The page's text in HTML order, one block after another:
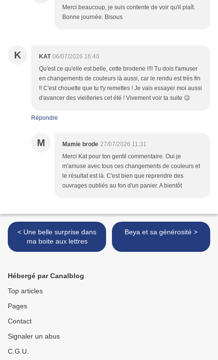
Merci beaucoup, je suis contente de voir qu'il plaît.
Bonne journée. Bisous
K KAT 06/07/2026 16:40
Qu'est ce qu'elle est belle, cette broderie !!!! Tu dois t'amuser
en changements de couleurs là aussi, car le rendu est très fin
!! C'est chouette que tu t'y remettes ! Je vais essayer moi aussi
d'avancer des vieilleries cet été ! Vivement voir ta suite 😉
Répondre
M Mamie brode 27/07/2026 11:31
Merci Kat pour ton gentil commentaire. Oui je
m'amuse avec tous ces changements de couleurs et
le résultat est là. C'est bien que reprendre des
ouvrages oubliés au fon d'un panier. A bientôt
< Une belle surprise dans
ma boite aux lettres
Beya et sa générosité >
Hébergé par Canalblog
Top articles
Pages
Contact
Signaler un abus
C.G.U.